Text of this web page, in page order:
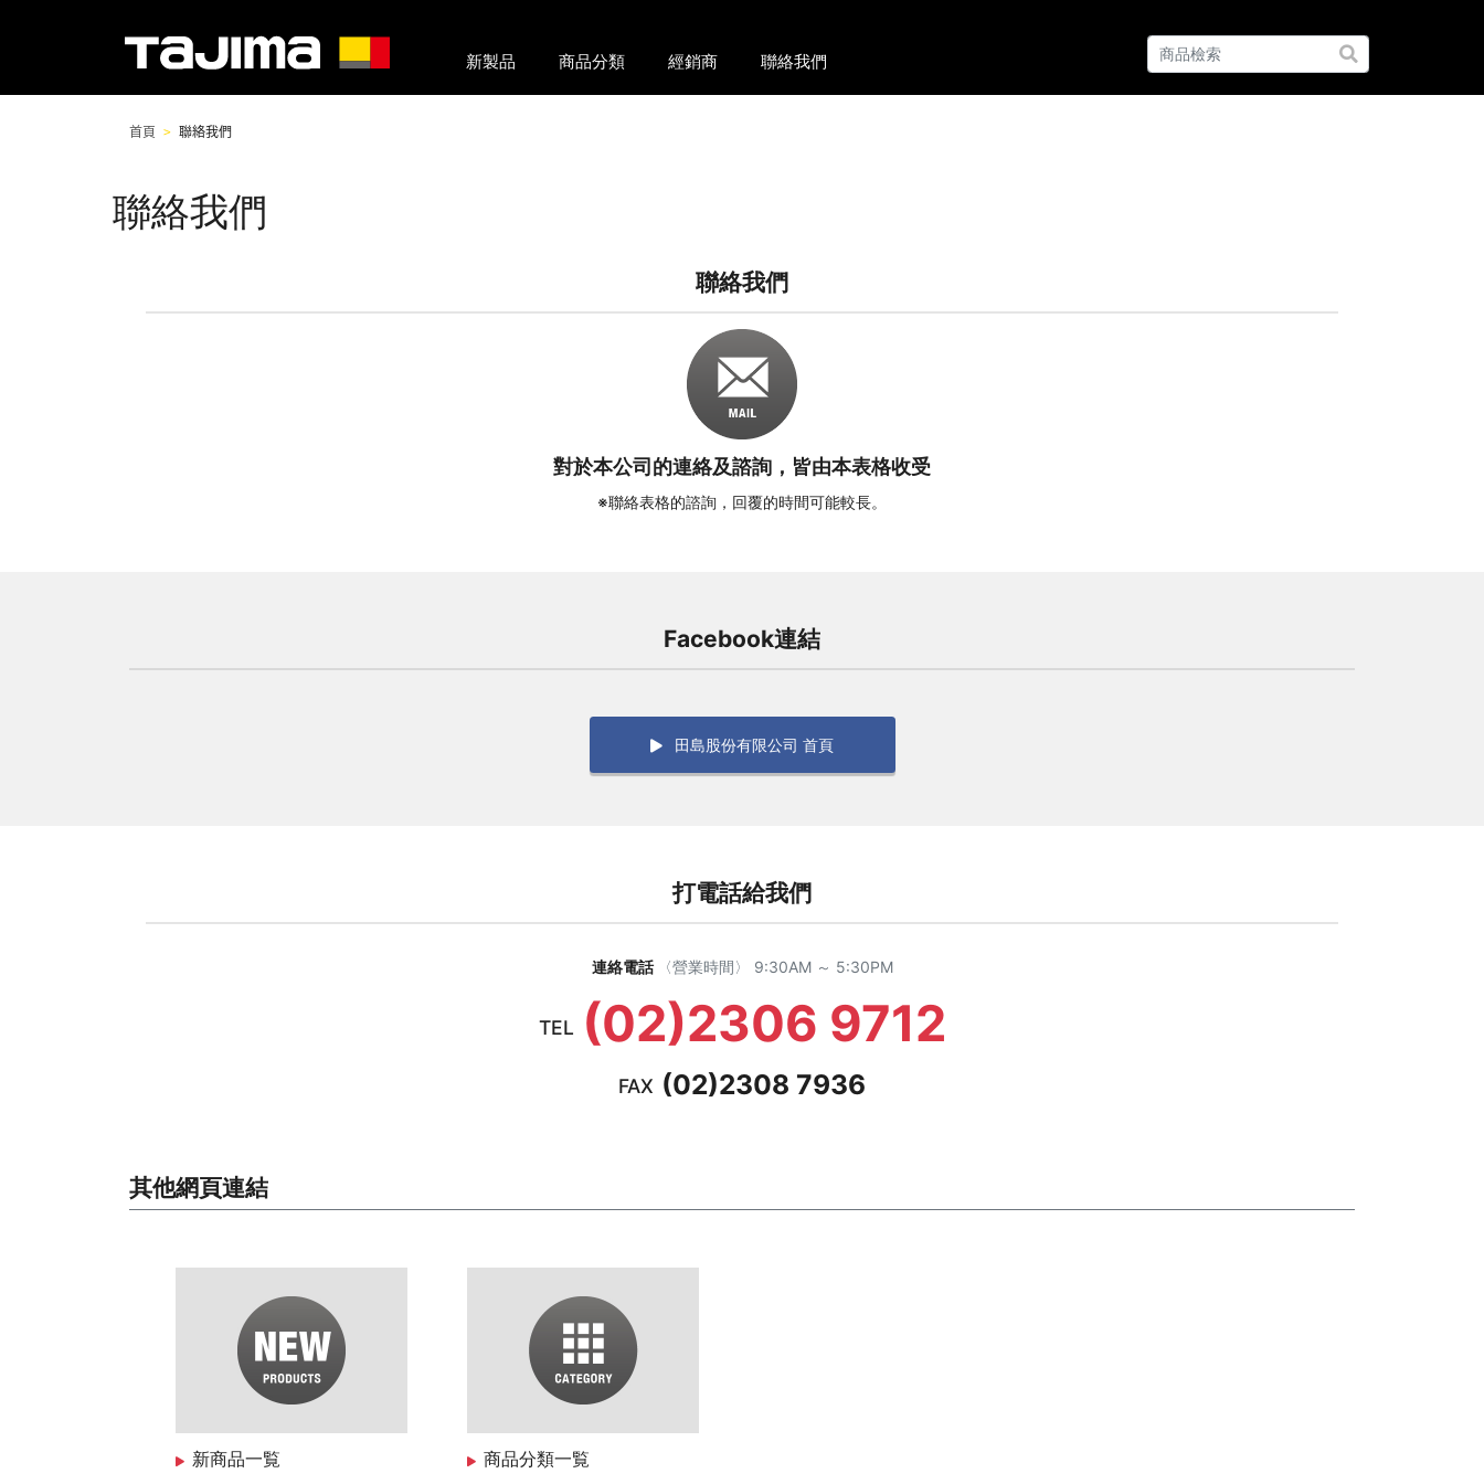
新製品 商品分類 經銷商 聯絡我們
首頁 聯絡我們
聯絡我們
聯絡我們
對於本公司的連絡及諮詢，皆由本表格收受
※聯絡表格的諮詢，回覆的時間可能較長。
Facebook連結
田島股份有限公司 首頁
打電話給我們
連絡電話 〈營業時間〉 9:30AM ～ 5:30PM
TEL (02)2306 9712
FAX (02)2308 7936
其他網頁連結
新商品一覧 商品分類一覧